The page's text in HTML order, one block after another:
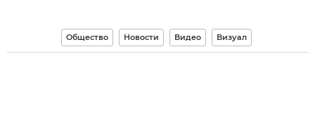
Общество Новости Видео Визуал